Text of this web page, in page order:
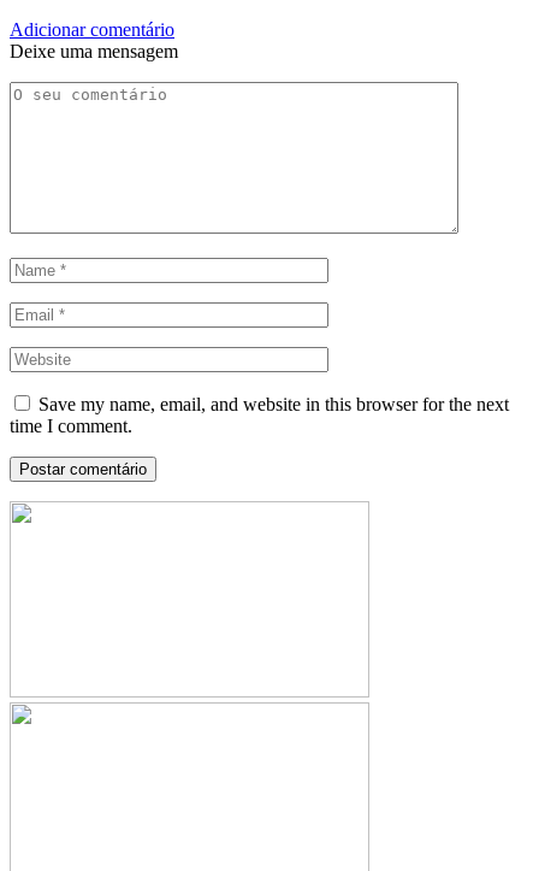
Adicionar comentário
Deixe uma mensagem
Save my name, email, and website in this browser for the next
time I comment.